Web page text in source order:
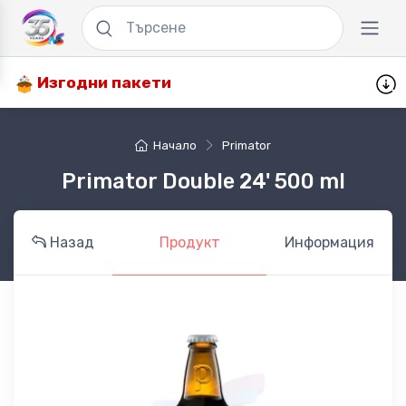
Изгодни пакети
Начало Primator
Primator Double 24' 500 ml
Назад Продукт Информация